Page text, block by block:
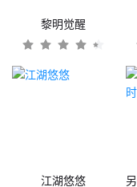
黎明觉醒
江湖悠悠